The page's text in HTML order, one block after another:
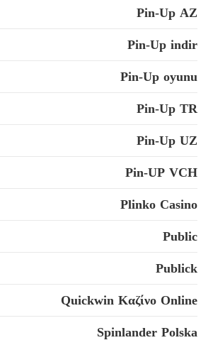
Pin-Up AZ
Pin-Up indir
Pin-Up oyunu
Pin-Up TR
Pin-Up UZ
Pin-UP VCH
Plinko Casino
Public
Publick
Quickwin Καζίνο Online
Spinlander Polska